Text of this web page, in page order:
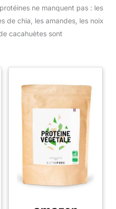
ne manquent pas : les
de chia, les amandes, les noix
cacahuètes sont